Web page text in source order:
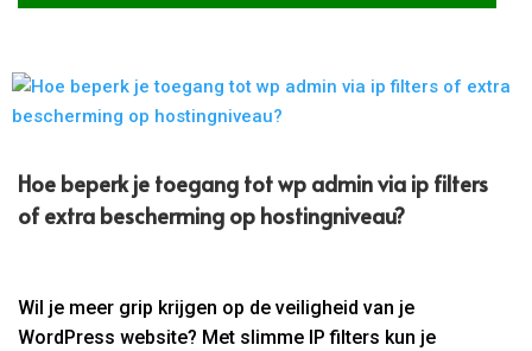
Hoe beperk je toegang tot wp admin via ip filters
of extra bescherming op hostingniveau?
Wil je meer grip krijgen op de veiligheid van je
WordPress website? Met slimme IP filters kun je